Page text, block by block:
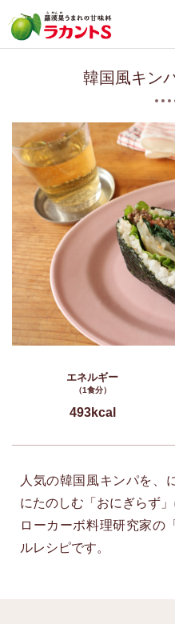
韓国風キン
エネルギー
（1食分）
493kcal
人気の韓国風キンパを、
にたのしむ「おにぎらず」
ローカーボ料理研究家の
ルレシピです。